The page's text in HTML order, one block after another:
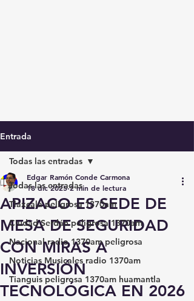
Entrada
Todas las entradas
Tlaxcala peligrosa 1370am
Ciudad Serdán peligrosa 1370am
Nacional radio 1370am peligrosa
Noticias Musicales radio 1370am
Tianguis peligrosa 1370am huamantla
Todas las entradas
APIZACO ES SEDE DE
MESA DE SEGURIDAD
CON MIRAS A
INVERSIÓN
TECNOLÓGICA EN 2026
Edgar Ramón Conde Carmona
18 dic 2025 2 min de lectura